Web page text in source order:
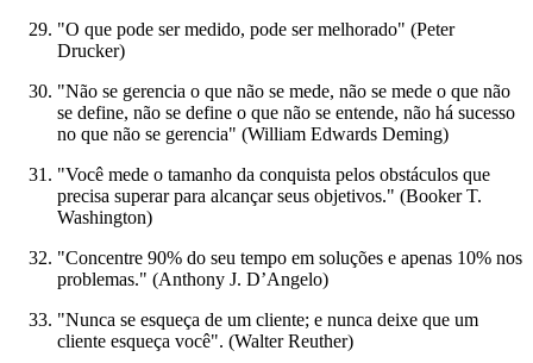
"O que pode ser medido, pode ser melhorado" (Peter
Drucker)
"Não se gerencia o que não se mede, não se mede o que não
se define, não se define o que não se entende, não há sucesso
no que não se gerencia" (William Edwards Deming)
"Você mede o tamanho da conquista pelos obstáculos que
precisa superar para alcançar seus objetivos." (Booker T.
Washington)
"Concentre 90% do seu tempo em soluções e apenas 10% nos
problemas." (Anthony J. D’Angelo)
"Nunca se esqueça de um cliente; e nunca deixe que um
cliente esqueça você". (Walter Reuther)